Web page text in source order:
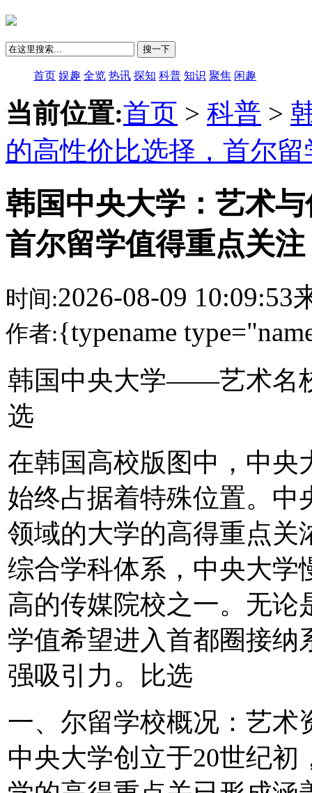
搜一下
首页 娱趣 全览 热讯 探知 科普 知识 聚焦 闲趣
当前位置:首页 > 科普 >
的高性价比选择，首尔
韩国中央大学：艺术
首尔留学值得重点关注
时间:2026-08-09 10:09:53
作者:{typename
韩国中央大学——艺术名
选
在韩国高校版图中，中央
始终占据着特殊位置。中
领域的大学的高得重点关
综合学科体系，中央大学
高的传媒院校之一。无论
学值希望进入首都圈接纳
强吸引力。比选
一、尔留学校概况：艺术
中央大学创立于20世纪